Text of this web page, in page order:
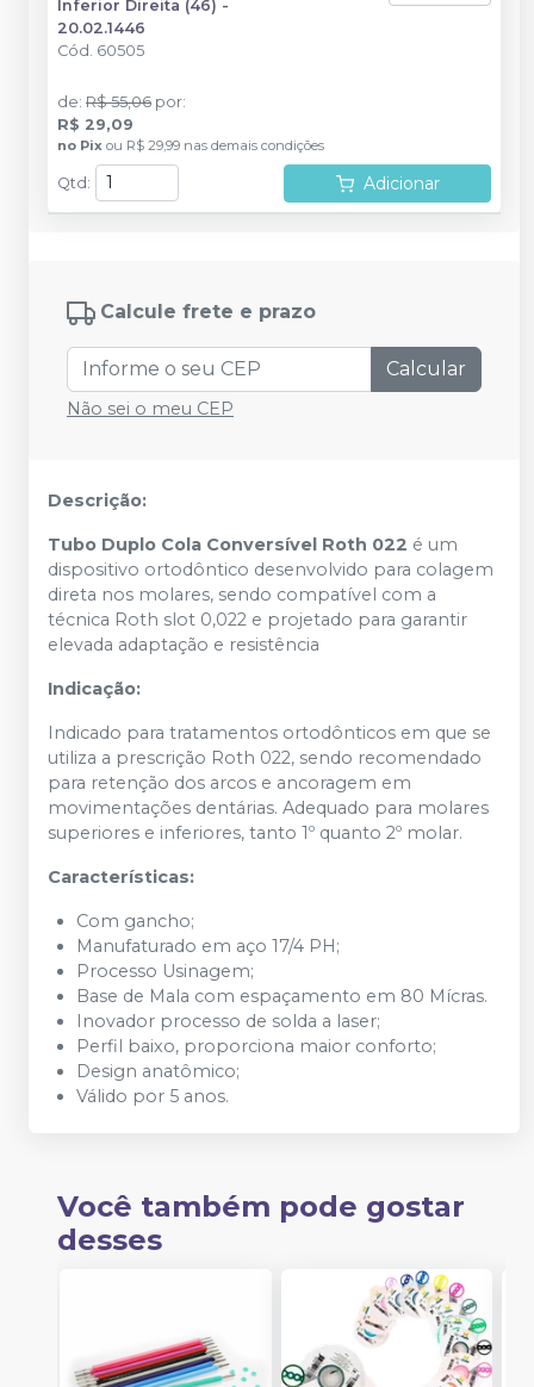
Inferior Direita (46) -
20.02.1446
Cód. 60505
de: R$ 55,06 por:
R$ 29,09
no Pix ou R$ 29,99 nas demais condições
Qtd : Adicionar
Calcule frete e prazo
Calcular
Não sei o meu CEP
Descrição:
Tubo Duplo Cola Conversível Roth 022 é um
dispositivo ortodôntico desenvolvido para colagem
direta nos molares, sendo compatível com a
técnica Roth slot 0,022 e projetado para garantir
elevada adaptação e resistência
Indicação:
Indicado para tratamentos ortodônticos em que se
utiliza a prescrição Roth 022, sendo recomendado
para retenção dos arcos e ancoragem em
movimentações dentárias. Adequado para molares
superiores e inferiores, tanto 1º quanto 2º molar.
Características:
Com gancho;
Manufaturado em aço 17/4 PH;
Processo Usinagem;
Base de Mala com espaçamento em 80 Mícras.
Inovador processo de solda a laser;
Perfil baixo, proporciona maior conforto;
Design anatômico;
Válido por 5 anos.
Você também pode gostar
desses